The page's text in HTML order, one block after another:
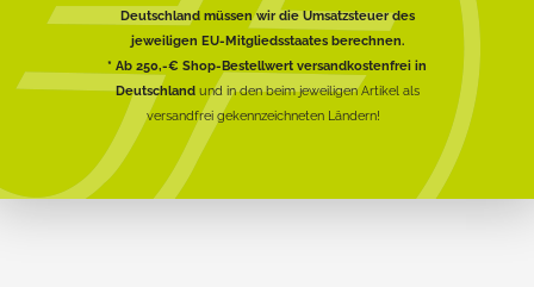
Deutschland müssen wir die Umsatzsteuer des
jeweiligen EU-Mitgliedsstaates berechnen.
* Ab 250,-€ Shop-Bestellwert versandkostenfrei in
Deutschlandund in den beim jeweiligen Artikel als
versandfrei gekennzeichneten Ländern!